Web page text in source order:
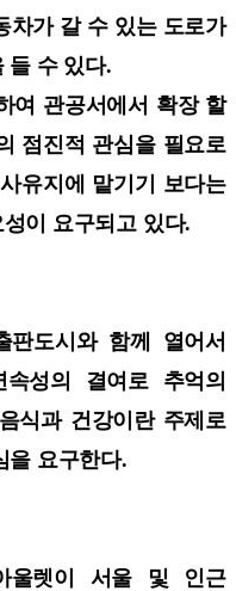
차가 갈 수 있는 도로가
들 수 있다.
여 관공서에서 확장 할
점진적 관심을 필요로
유지에 맡기기 보다는
이 요구되고 있다.
도시와 함께 열어서
성의 결여로 추억의
식과 건강이란 주제로
을 요구한다.
울렛이 서울 및 인근